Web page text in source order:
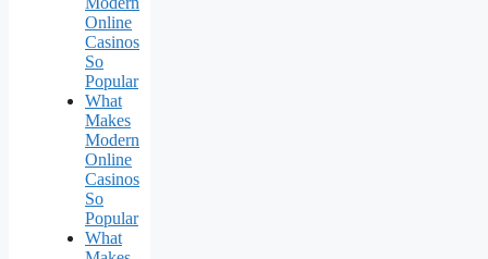
Online
Casinos
So
Popular
What
Makes
Modern
Online
Casinos
So
Popular
What